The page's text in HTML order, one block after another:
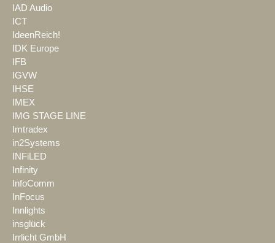
IAD Audio
ICT
IdeenReich!
IDK Europe
IFB
IGVW
IHSE
IMEX
IMG STAGE LINE
Imtradex
in2Systems
INFiLED
Infinity
InfoComm
InFocus
Innlights
insglück
Irrlicht GmbH